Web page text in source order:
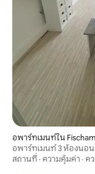
อพาร์ทเมนท์ใน
อพาร์ทเมนท์ 3 ห้องนอน
สถานที่ · ความคุ้มค่า · ค